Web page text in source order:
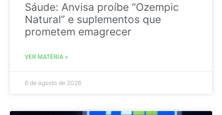
Sáude: Anvisa proíbe “Ozempic
Natural” e suplementos que
prometem emagrecer
VER MATÉRIA »
6 de agosto de 2026